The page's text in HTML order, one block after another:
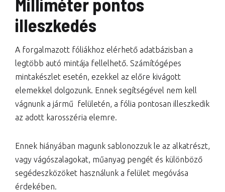
Milliméter pontos
illeszkedés
A forgalmazott fóliákhoz elérhető adatbázisban a
legtöbb autó mintája fellelhető. Számítógépes
mintakészlet esetén, ezekkel az előre kivágott
elemekkel dolgozunk. Ennek segítségével nem kell
vágnunk a jármű felületén, a fólia pontosan illeszkedik
az adott karosszéria elemre.
Ennek hiányában magunk sablonozzuk le az alkatrészt,
vagy vágószalagokat, műanyag pengét és különböző
segédeszközöket használunk a felület megóvása
érdekében.